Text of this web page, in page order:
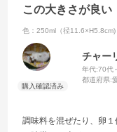
この大きさが良い
色：250ml（径11.6×H5.8cm)
チャー
年代:70代
都道府県:
調味料を混ぜたり、卵